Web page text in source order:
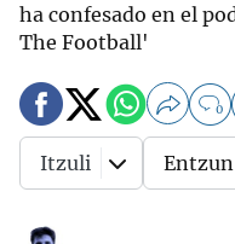
ha confesado en el
The Football'
0
Itzuli Entzun